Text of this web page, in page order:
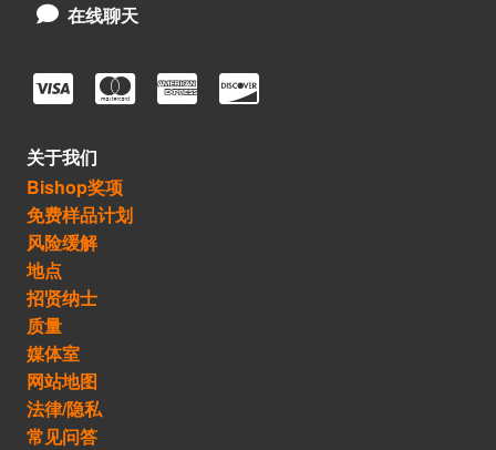
在线聊天
关于我们
Bishop奖项
免费样品计划
风险缓解
地点
招贤纳士
质量
媒体室
网站地图
法律/隐私
常见问答